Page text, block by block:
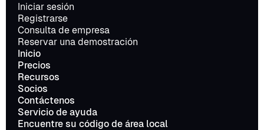
Iniciar sesión
Registrarse
Consulta de empresa
Reservar una demostración
Inicio
Precios
Recursos
Socios
Contáctenos
Servicio de ayuda
Encuentre su código de área local